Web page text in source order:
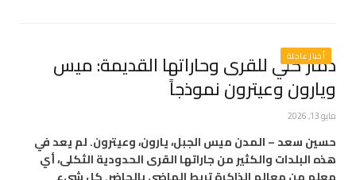
أخبار عاجلة
دمار كلي للقرى وحاراتها القديمة: ميس
ويارون وعيترون نموذجاً
مايو 13, 2026
حسين سعد – المدن ميس الجبل، يارون، وعيترون. لم يعد في
هذه البلدات والكثير من جاراتها القرى الحدودية الثكلى، أي